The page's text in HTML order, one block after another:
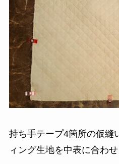
持ち手テープ4箇所の仮縫
ィング生地を中表に合わせ